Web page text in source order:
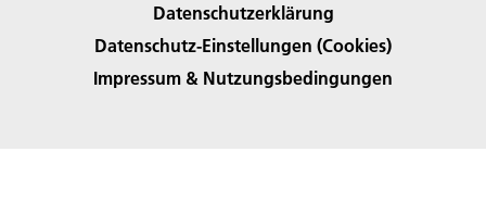
Datenschutzerklärung
Datenschutz-Einstellungen (Cookies)
Impressum & Nutzungsbedingungen